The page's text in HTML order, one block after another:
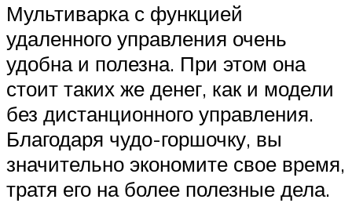
Мультиварка с функцией
удаленного управления очень
удобна и полезна. При этом она
стоит таких же денег, как и модели
без дистанционного управления.
Благодаря чудо-горшочку, вы
значительно экономите свое время,
тратя его на более полезные дела.